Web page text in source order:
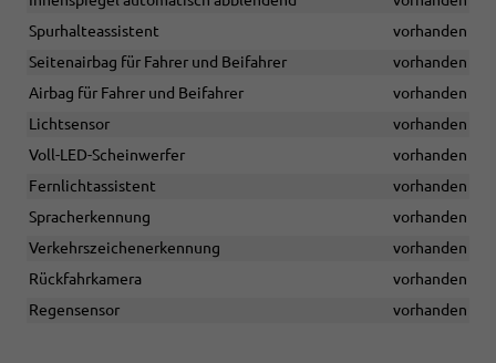
Spurhalteassistent
vorhanden
Seitenairbag für Fahrer und Beifahrer
vorhanden
Airbag für Fahrer und Beifahrer
vorhanden
Lichtsensor
vorhanden
Voll-LED-Scheinwerfer
vorhanden
Fernlichtassistent
vorhanden
Spracherkennung
vorhanden
Verkehrszeichenerkennung
vorhanden
Rückfahrkamera
vorhanden
Regensensor
vorhanden